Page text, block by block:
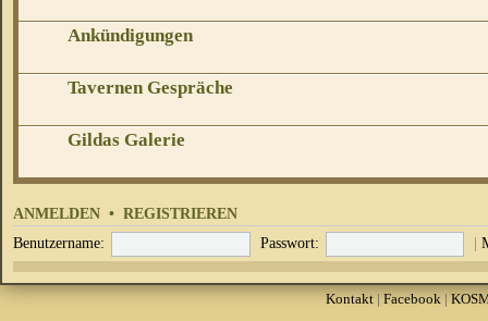
Ankündigungen
Tavernen Gespräche
Gildas Galerie
ANMELDEN • REGISTRIEREN
Benutzername: Passwort: |
Kontakt| Facebook|